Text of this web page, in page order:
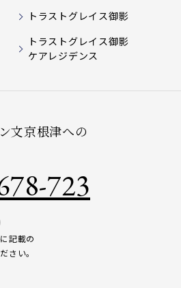
トラストグレイス御影
トラストグレイス御影
ケアレジデンス
文京根津への
723
記載の
さい。